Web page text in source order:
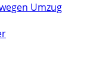
Umzug